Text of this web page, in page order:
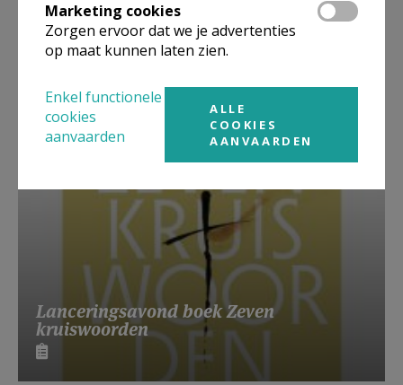
Beroepsvereniging Zorgpastores
Lanceringsavond boek Zeven
kruiswoorden
Marketing cookies
Zorgen ervoor dat we je advertenties
op maat kunnen laten zien.
Enkel functionele
cookies
aanvaarden
ALLE
COOKIES
AANVAARDEN